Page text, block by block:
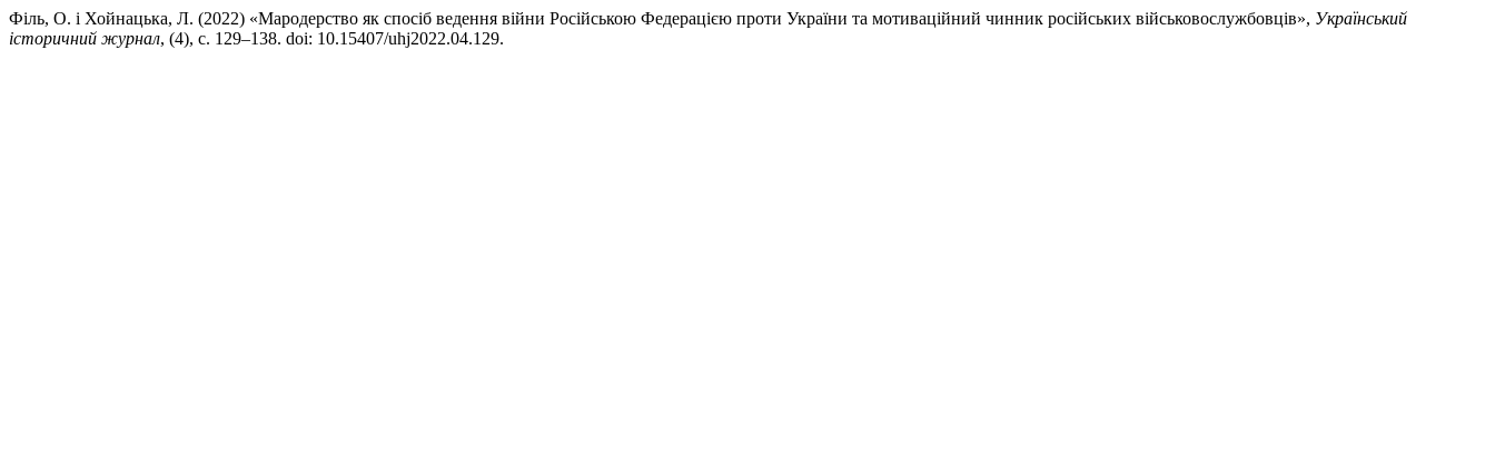
Філь, О. і Хойнацька, Л. (2022) «Мародерство як спосіб ведення війни Російською Федерацією проти України та мотиваційний чинник російських військовослужбовців», Український
історичний журнал, (4), с. 129–138. doi: 10.15407/uhj2022.04.129.